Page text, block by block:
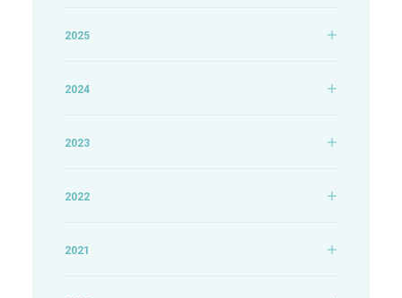
2025
2024
2023
2022
2021